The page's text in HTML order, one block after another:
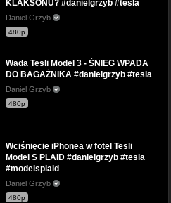
KLAKSONU? #danielgrzyb #tesla
Daniel Grzyb
480p
Wada Tesli Model 3 - ŚNIEG WPADA
DO BAGAŻNIKA #danielgrzyb #tesla
Daniel Grzyb
480p
Wciśnięcie iPhonea w fotel Tesli
Model S PLAID #danielgrzyb #tesla
#modelsplaid
Daniel Grzyb
480p